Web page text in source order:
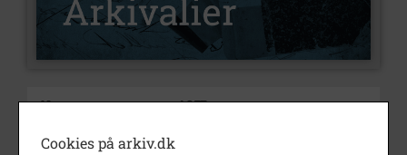
Nummer
A257
Type
Cookies på arkiv.dk